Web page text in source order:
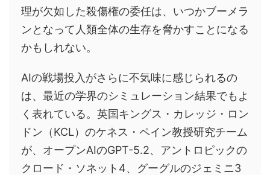
理が欠如した殺傷権の委任は、いつかブーメラ
ンとなって人類全体の生存を脅かすことになる
かもしれない。
AIの戦場投入がさらに不気味に感じられるの
は、最近の学界のシミュレーション結果でもよ
く表れている。英国キングス・カレッジ・ロン
ドン（KCL）のケネス・ペイン教授研究チーム
が、オープンAIのGPT-5.2、アントロピックの
クロード・ソネット4、グーグルのジェミニ3